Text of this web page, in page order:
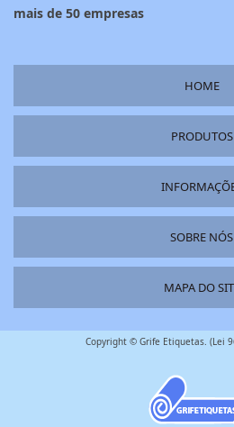
mais de 50 empresas
HOME
PRODUTOS
SOBRE NÓS
MAPA DO
Copyright © Grife Etiquetas. (Lei